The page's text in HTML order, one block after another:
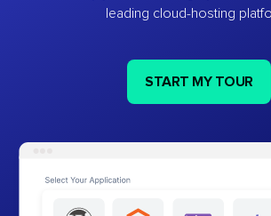
leading cloud-hosting
START MY TOUR